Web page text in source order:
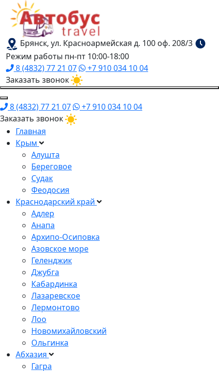
Брянск, ул. Красноармейская д. 100 оф. 208/3
Режим работы пн-пт 10:00-18:00
8 (4832) 77 21 07
+7 910 034 10 04
Заказать звонок
8 (4832) 77 21 07
+7 910 034 10 04
Заказать звонок
Главная
Крым
Алушта
Береговое
Судак
Феодосия
Краснодарский край
Адлер
Анапа
Архипо-Осиповка
Азовское море
Геленджик
Джубга
Кабардинка
Лазаревское
Лермонтово
Лоо
Новомихайловский
Ольгинка
Абхазия
Гагра